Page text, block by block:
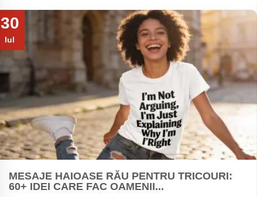
30
Iul
MESAJE HAIOASE RĂU PENTRU TRICOURI:
60+ IDEI CARE FAC OAMENII...